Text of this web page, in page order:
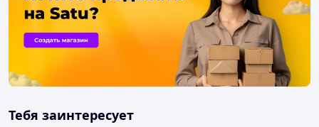
Тебя заинтересует